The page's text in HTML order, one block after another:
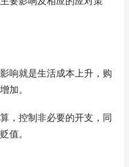
响就是生活成本上升，购
加。
，控制非必要的开支，同
值。